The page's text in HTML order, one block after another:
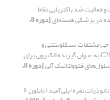
ضد باکتریایی نقاط
در پزشکی هسته‌ای [دوره 8،
مشتقات سیکلوپنتنی و
سیکلوهگزنی نانوفولرن‌های C60 و C20 به عنوان گیرنده الکترون برای
[دوره 8،
تهیه چندسازه نانوذرات نقره/پلی‌آمید ( نایلون ۶